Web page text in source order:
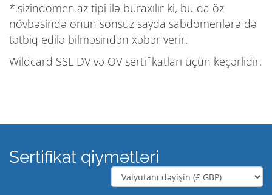
*.sizindomen.az tipi ilə buraxılır ki, bu da öz
növbəsində onun sonsuz sayda sabdomenlərə də
tətbiq edilə bilməsindən xəbər verir.
Wildcard SSL DV və OV sertifikatları üçün keçərlidir.
Sertifikat qiymətləri